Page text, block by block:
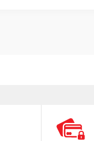
pièces déjà finies